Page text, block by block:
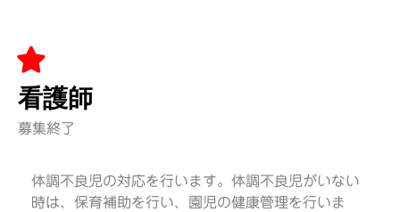
看護師
募集終了
体調不良児の対応を行います。体調不良児がいない
時は、保育補助を行い、園児の健康管理を行いま